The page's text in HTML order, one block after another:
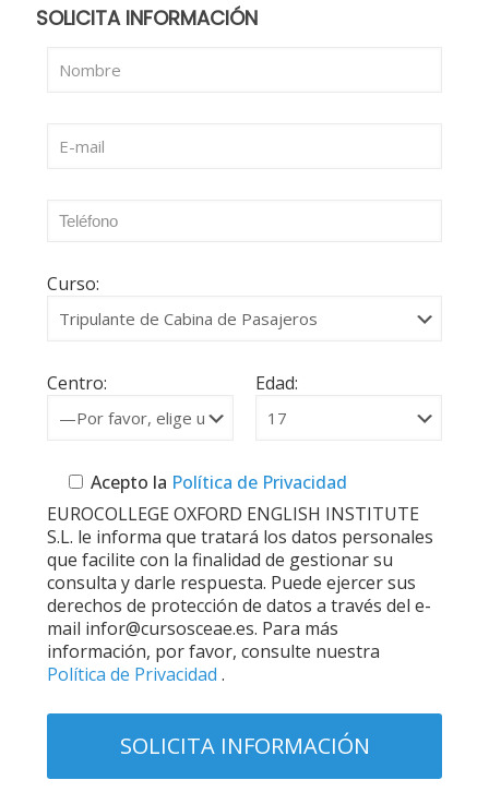
SOLICITA INFORMACIÓN
Curso:
Centro: Edad:
Acepto la Política de Privacidad
EUROCOLLEGE OXFORD ENGLISH INSTITUTE
S.L. le informa que tratará los datos personales
que facilite con la finalidad de gestionar su
consulta y darle respuesta. Puede ejercer sus
derechos de protección de datos a través del e-
mail infor@cursosceae.es. Para más
información, por favor, consulte nuestra
Política de Privacidad .